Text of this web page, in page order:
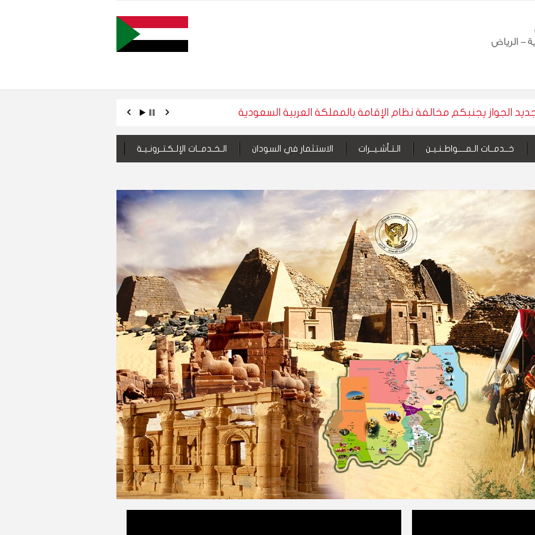
عزيزي المواطن, عزيزتي المواطنة.. الجواز يجنبكم مخالفة نظام الإقامة بالمملكة العربية السعودية
خــدمــات الـمــــواطـنـيـن الـتـأشـيــرات الاستثمار في السودان الـخـدمــات الإلـكـتـرونـيـة